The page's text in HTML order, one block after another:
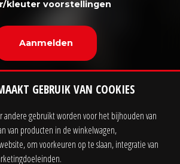
kleuter voorstellingen
Zakelijk
GEBRUIK VAN COOKIES
andere gebruikt worden voor het bijhouden van
van producten in de winkelwagen,
om voorkeuren op te slaan, integratie van